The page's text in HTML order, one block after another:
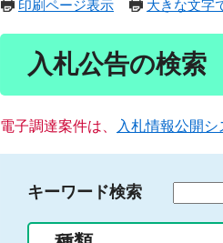
印刷ページ表示 大きな文字
入札公告の検索
電子調達案件は、 入札情報公開シ
キーワード検索